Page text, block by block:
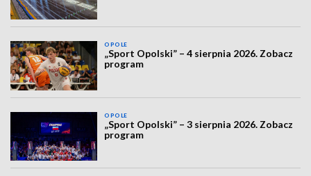
OPOLE
„Sport Opolski” – 4 sierpnia 2026. Zobacz
program
OPOLE
„Sport Opolski” – 3 sierpnia 2026. Zobacz
program